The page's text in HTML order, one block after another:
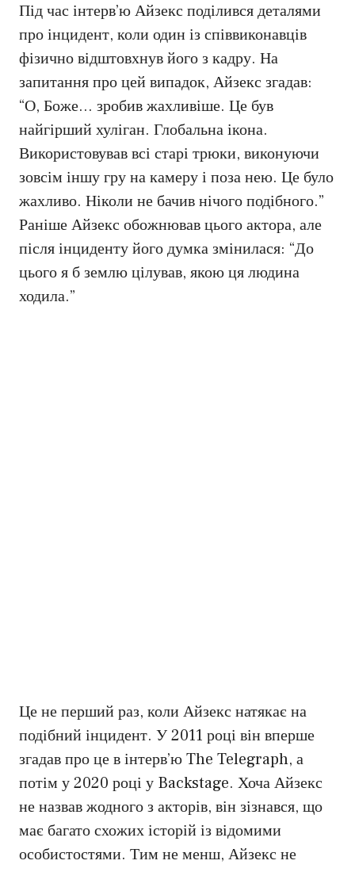
Під час інтерв’ю Айзекс поділився деталями
про інцидент, коли один із співвиконавців
фізично відштовхнув його з кадру. На
запитання про цей випадок, Айзекс згадав:
“О, Боже… зробив жахливіше. Це був
найгірший хуліган. Глобальна ікона.
Використовував всі старі трюки, виконуючи
зовсім іншу гру на камеру і поза нею. Це було
жахливо. Ніколи не бачив нічого подібного.”
Раніше Айзекс обожнював цього актора, але
після інциденту його думка змінилася: “До
цього я б землю цілував, якою ця людина
ходила.”
Це не перший раз, коли Айзекс натякає на
подібний інцидент. У 2011 році він вперше
згадав про це в інтерв’ю The Telegraph, а
потім у 2020 році у Backstage. Хоча Айзекс
не назвав жодного з акторів, він зізнався, що
має багато схожих історій із відомими
особистостями. Тим не менш, Айзекс не